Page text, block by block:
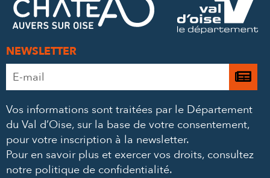
MAIL
NEWSLETTER
Adresse
e-
*
Je
à
Vos informations sont traitées par le Département
du Val d’Oise, sur la base de votre consentement,
pour votre inscription à la newsletter.
Pour en savoir plus et exercer vos droits, consultez
notre politique de confidentialité.